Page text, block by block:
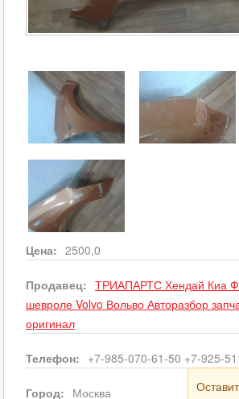
Цена: 2500,0
Продавец: ТРИАПАРТС Хендай Киа Фольксваген
шевроле Volvo Вольво Авторазбор
оригинал
Телефон: +7-985-070-61-50 +7-925-
Город: Москва